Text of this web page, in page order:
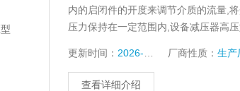
内的启闭件的开度来调节介质的流量,
压力保持在一定范围内,设备减压器高
更新时间： 2026-07-17 厂商性质：生产
查看详细介绍